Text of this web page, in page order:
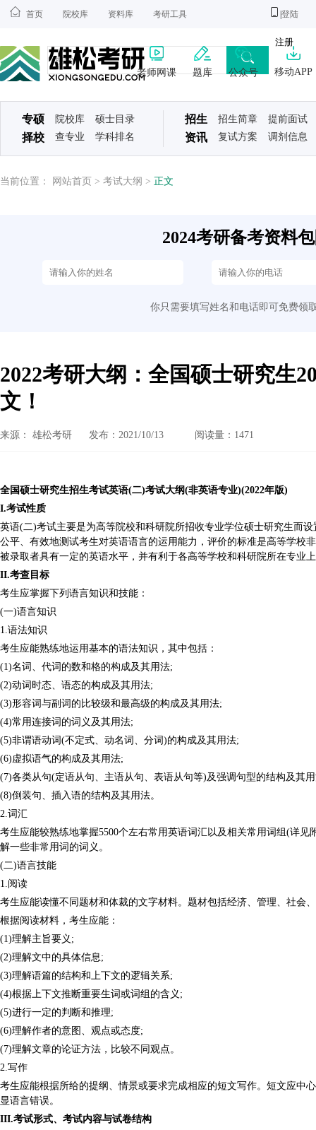
首页 院校库 资料库 考研工具 |登陆
注册
老师网课 题库 公众号 移动APP
专硕
择校
院校库
查专业
硕士目录
学科排名
招生
资讯
招生简章
复试方案
提前面试
调剂信息
当前位置： 网站首页 > 考试大纲 > 正文
2024考研备考资料
你只需要填写姓名和电话即可免费领
2022考研大纲：全国硕士研究生
文！
来源： 雄松考研 发布：2021/10/13 阅读量：1471
全国硕士研究生招生考试英语(二)考试大纲(非英语专业)(2022年版)
I.考试性质
英语(二)考试主要是为高等院校和科研院所招收专业学位硕士研究生而
公平、有效地测试考生对英语语言的运用能力，评价的标准是高等学校
被录取者具有一定的英语水平，并有利于各高等学校和科研院所在专业
II.考查目标
考生应掌握下列语言知识和技能：
(一)语言知识
1.语法知识
考生应能熟练地运用基本的语法知识，其中包括：
(1)名词、代词的数和格的构成及其用法;
(2)动词时态、语态的构成及其用法;
(3)形容词与副词的比较级和最高级的构成及其用法;
(4)常用连接词的词义及其用法;
(5)非谓语动词(不定式、动名词、分词)的构成及其用法;
(6)虚拟语气的构成及其用法;
(7)各类从句(定语从句、主语从句、表语从句等)及强调句型的结构及其
(8)倒装句、插入语的结构及其用法。
2.词汇
考生应能较熟练地掌握5500个左右常用英语词汇以及相关常用词组(详
解一些非常用词的词义。
(二)语言技能
1.阅读
考生应能读懂不同题材和体裁的文字材料。题材包括经济、管理、社会
根据阅读材料，考生应能：
(1)理解主旨要义;
(2)理解文中的具体信息;
(3)理解语篇的结构和上下文的逻辑关系;
(4)根据上下文推断重要生词或词组的含义;
(5)进行一定的判断和推理;
(6)理解作者的意图、观点或态度;
(7)理解文章的论证方法，比较不同观点。
2.写作
考生应能根据所给的提纲、情景或要求完成相应的短文写作。短文应中
显语言错误。
III.考试形式、考试内容与试卷结构